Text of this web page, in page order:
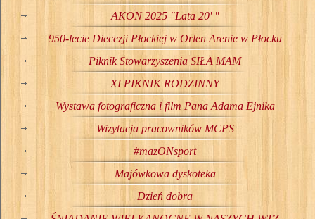
AKON 2025 "Lata 20' "
950-lecie Diecezji Płockiej w Orlen Arenie w Płocku
Piknik Stowarzyszenia SIŁA MAM
XI PIKNIK RODZINNY
Wystawa fotograficzna i film Pana Adama Ejnika
Wizytacja pracowników MCPS
#mazONsport
Majówkowa dyskoteka
Dzień dobra